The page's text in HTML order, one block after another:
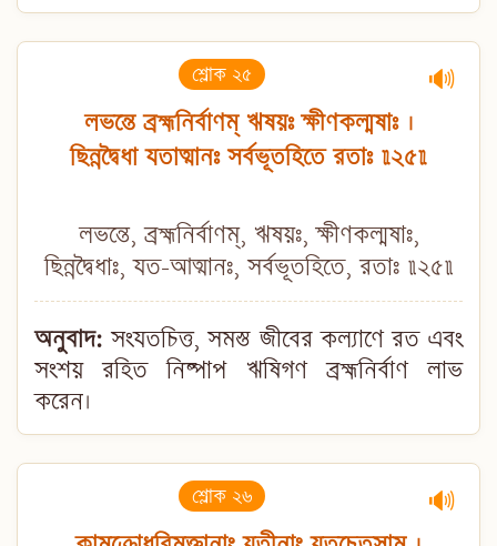
শ্লোক ২৫ 🔊
লভন্তে ব্রহ্মনির্বাণম্ ঋষয়ঃ ক্ষীণকল্মষাঃ ।
ছিন্নদ্বৈধা যতাত্মানঃ সর্বভূতহিতে রতাঃ ॥২৫॥
লভন্তে, ব্রহ্মনির্বাণম্, ঋষয়ঃ, ক্ষীণকল্মষাঃ,
ছিন্নদ্বৈধাঃ, যত-আত্মানঃ, সর্বভূতহিতে, রতাঃ ॥২৫॥
অনুবাদ: সংযতচিত্ত, সমস্ত জীবের কল্যাণে রত এবং
সংশয় রহিত নিষ্পাপ ঋষিগণ ব্রহ্মনির্বাণ লাভ
করেন।
শ্লোক ২৬ 🔊